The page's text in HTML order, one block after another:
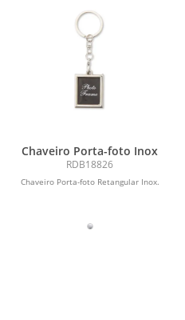
Chaveiro Porta-foto Inox
RDB18826
Chaveiro Porta-foto Retangular Inox.